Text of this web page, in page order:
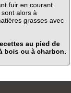
fuir en courant
alors à
grasses avec
au pied de
bois ou à charbon.